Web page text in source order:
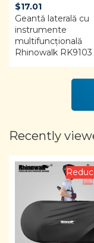
$17.01
Geantă laterală cu
instrumente
multifuncțională
Rhinowalk RK9103
Recently